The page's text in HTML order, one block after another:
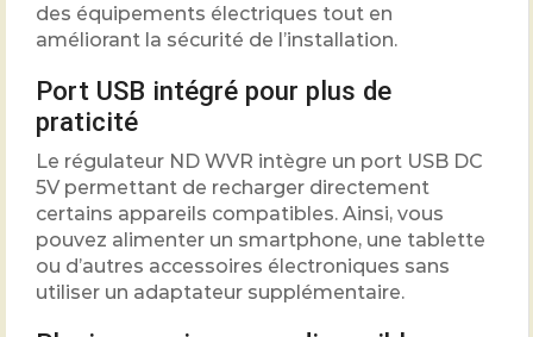
des équipements électriques tout en
améliorant la sécurité de l’installation.
Port USB intégré pour plus de
praticité
Le régulateur ND WVR intègre un port USB DC
5V permettant de recharger directement
certains appareils compatibles. Ainsi, vous
pouvez alimenter un smartphone, une tablette
ou d’autres accessoires électroniques sans
utiliser un adaptateur supplémentaire.